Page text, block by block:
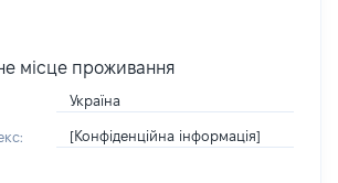
місце проживання
Україна
[Конфіденційна інформація]